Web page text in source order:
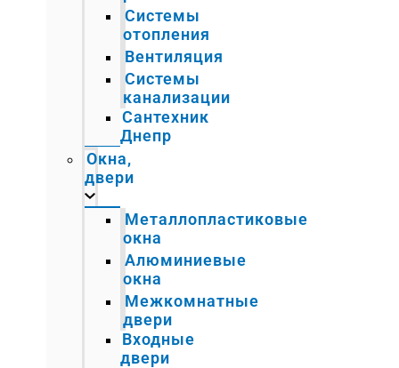
Системы
отопления
Вентиляция
Системы
канализации
Сантехник
Днепр
Окна,
двери
Металлопластиковые
окна
Алюминиевые
окна
Межкомнатные
двери
Входные
двери